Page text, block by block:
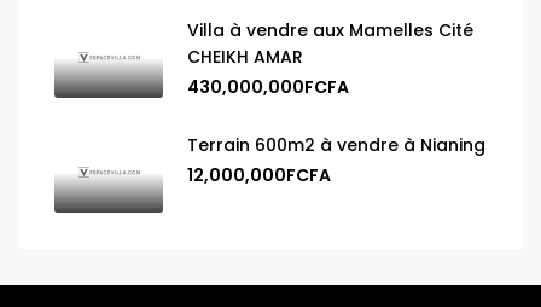
Villa à vendre aux Mamelles Cité
CHEIKH AMAR
430,000,000FCFA
Terrain 600m2 à vendre à Nianing
12,000,000FCFA